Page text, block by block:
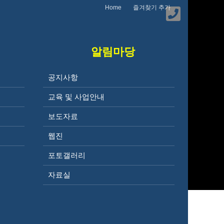
Home 즐겨찾기 추가
알림마당
공지사항
교육 및 사업안내
보도자료
웹진
포토갤러리
자료실